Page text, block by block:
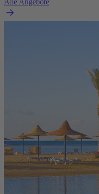
Alle Angebote